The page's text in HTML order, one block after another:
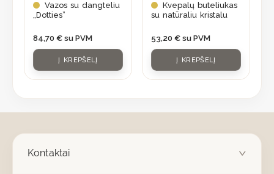
Vazos su dangteliu
„Dotties”
84,70 € su PVM
Į KREPŠELĮ
Kvepalų buteliukas
su natūraliu kristalu
53,20 € su PVM
Į KREPŠELĮ
Kontaktai